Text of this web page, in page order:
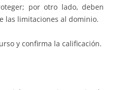
por otro lado, deben
las limitaciones al dominio.
y confirma la calificación.